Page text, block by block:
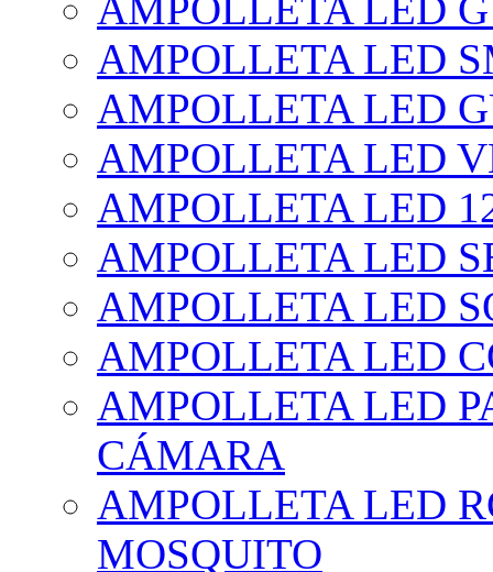
AMPOLLETA LED
AMPOLLETA LED
AMPOLLETA LED
AMPOLLETA LED
AMPOLLETA LED
AMPOLLETA LED
AMPOLLETA LED
AMPOLLETA LED
CÁMARA
AMPOLLETA LED
MOSQUITO